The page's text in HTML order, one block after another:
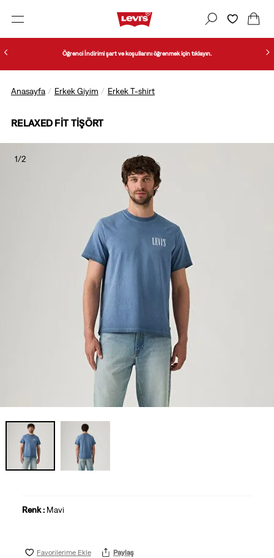
Öğrenci İndirimi şart ve koşullarını öğrenmek için tıklayın.
Anasayfa Erkek Giyim Erkek T-shirt
RELAXED FIT TIŞÖRT
1/2
Renk : Mavi
Favorilerime Ekle Paylaş